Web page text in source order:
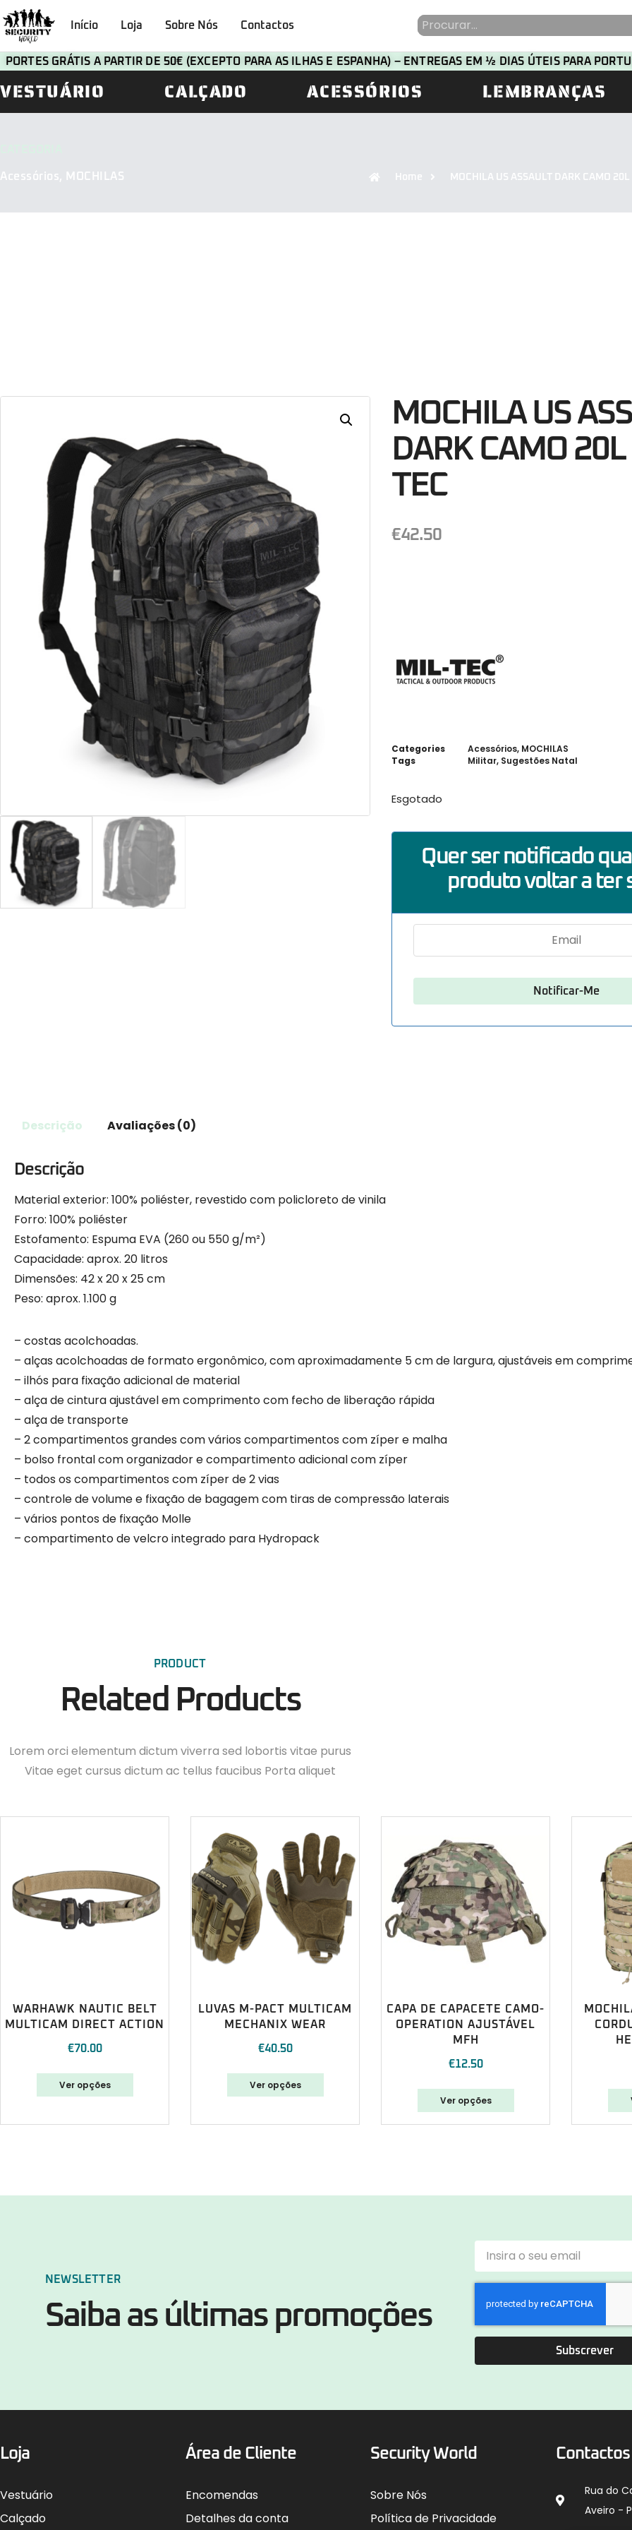
Início Loja Sobre Nós Contactos
PORTES GRÁTIS A PARTIR DE 50€ (EXCEPTO PARA AS ILHAS E ESPANHA) – ENTREGAS EM ½ DIAS ÚTEIS PARA
VESTUÁRIO CALÇADO ACESSÓRIOS LEMBRANÇAS
Acessórios, MOCHILAS Home MOCHILA US ASSAULT DARK CAMO
MOCHILA US
DARK CAMO
TEC
€42.50
Categories Acessórios, MOCHILAS
Tags
Militar, Sugestões Natal
Esgotado
Quer ser notificado
produto voltar a ter
Descrição Avaliações (0)
Descrição
Material exterior: 100% poliéster, revestido com policloreto de vinila
Forro: 100% poliéster
Estofamento: Espuma EVA (260 ou 550 g/m²)
Capacidade: aprox. 20 litros
Dimensões: 42 x 20 x 25 cm
Peso: aprox. 1.100 g
– costas acolchoadas.
– alças acolchoadas de formato ergonômico, com aproximadamente 5 cm de largura, ajustáveis ​​em
– ilhós para fixação adicional de material
– alça de cintura ajustável em comprimento com fecho de liberação rápida
– alça de transporte
– 2 compartimentos grandes com vários compartimentos com zíper e malha
– bolso frontal com organizador e compartimento adicional com zíper
– todos os compartimentos com zíper de 2 vias
– controle de volume e fixação de bagagem com tiras de compressão laterais
– vários pontos de fixação Molle
– compartimento de velcro integrado para Hydropack
PRODUCT
Related Products
Lorem orci elementum dictum viverra sed lobortis vitae purus
Vitae eget cursus dictum ac tellus faucibus Porta aliquet
WARHAWK NAUTIC BELT
MULTICAM DIRECT ACTION
€70.00
Ver opções
LUVAS M-PACT MULTICAM
MECHANIX WEAR
€40.50
Ver opções
CAPA DE CAPACETE CAMO-
OPERATION AJUSTÁVEL
MFH
€12.50
Ver opções
NEWSLETTER
Saiba as últimas promoções
Subscrever
Loja
Vestuário
Calçado
Área de Cliente
Encomendas
Detalhes da conta
Security World
Sobre Nós
Política de Privacidade
Contactos
Rua do
Aveiro -